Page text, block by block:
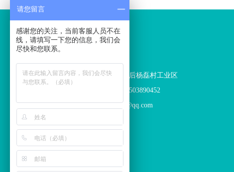
CONTACT
联系我们：
地址：焦作市温县后杨磊村工业区
电话：姜超旻 18503890452
邮箱：846877248@qq.com
请您留言
感谢您的关注，当前客服人员不在
线，请填写一下您的信息，我们会
尽快和您联系。